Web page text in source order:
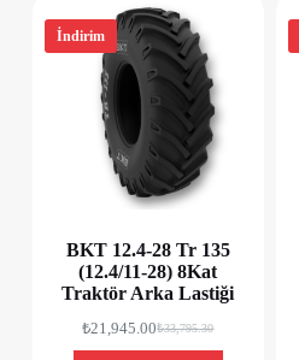
İndirim
BKT 12.4-28 Tr 135
(12.4/11-28) 8Kat
Traktör Arka Lastiği
₺33,795.30
₺21,945.00